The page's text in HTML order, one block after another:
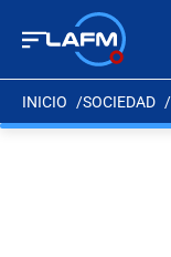
INICIO SOCIEDAD